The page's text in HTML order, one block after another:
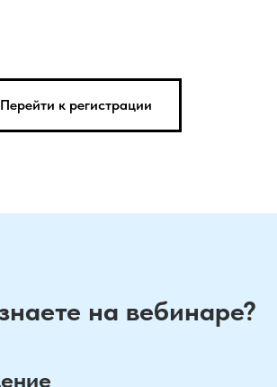
Перейти к регистрации
на вебинаре?